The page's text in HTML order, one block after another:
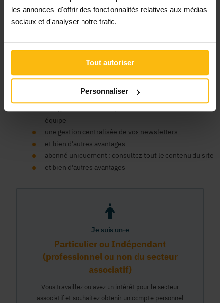
les annonces, d'offrir des fonctionnalités relatives aux médias
sociaux et d'analyser notre trafic.
Tout autoriser
Personnaliser
Je suis un·e
Particulier ou Indépendant
(professionnel ou non du secteur
associatif)
Vous travaillez ou avez un intérêt pour le secteur
associatif et souhaitez obtenir un compte personnel
Un compte organisme est nécessaire pour bénéficier au nom
de votre ASBL des avantages de la plateforme MonASBL.be :
consulter le contenu de nos fiches infos et bénéficier du
association, publier des annonces, consulter notre contenu
de formation en ligne, bénéficier d'un support expert, etc.
un seul compte pour tous nos sites
équipe
une gestion centralisée de vos newsletters
et bien d'autres avantages
abonné uniquement : consultez tout le contenu du site
et bien d'autres avantages